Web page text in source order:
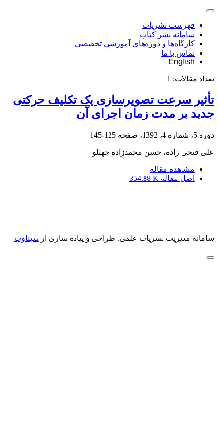
فهرست نشریات
سامانه نشر کتاب
کارگاه‌ها و دوره‌های آموزشی تخصصی
تماس با ما
English
تعداد مقالات: 1
تأثیر سرعت تصویرسازی یک تکلیف حرکتی
جدید بر مدت زمان اجرای آن
دوره 5، شماره 4، 1392، صفحه 125-145
علی فتحی زاده، حسن محمدزاده جهتلو
مشاهده مقاله
اصل مقاله 354.88 K
سامانه مدیریت نشریات علمی. طراحی و پیاده سازی از سیناوب